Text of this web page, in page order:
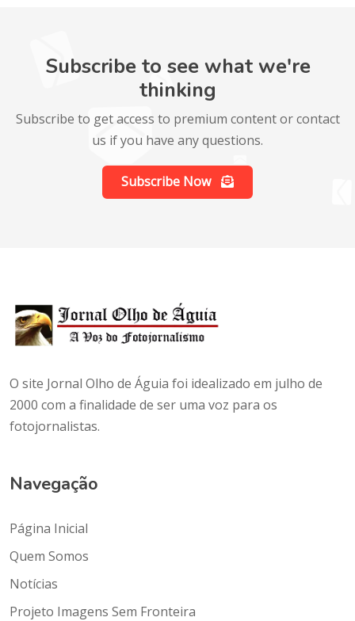
Subscribe to see what we're
thinking
Subscribe to get access to premium content or contact
us if you have any questions.
Subscribe Now
O site Jornal Olho de Águia foi idealizado em julho de
2000 com a finalidade de ser uma voz para os
fotojornalistas.
Navegação
Página Inicial
Quem Somos
Notícias
Projeto Imagens Sem Fronteira